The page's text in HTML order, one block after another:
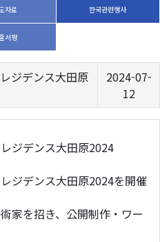
자료 한국관련행사
서평
ジデンス大田原
2024-07-
12
ジデンス大田原2024
ジデンス大田原2024を開催
家を招き、公開制作・ワー